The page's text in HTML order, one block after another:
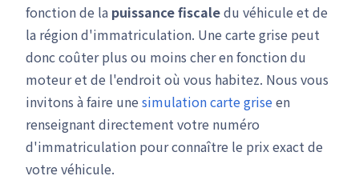
fonction de la puissance fiscaledu véhicule et de
la région d'immatriculation. Une carte grise peut
donc coûter plus ou moins cher en fonction du
moteur et de l'endroit où vous habitez. Nous vous
invitons à faire une simulation carte griseen
renseignant directement votre numéro
d'immatriculation pour connaître le prix exact de
votre véhicule.